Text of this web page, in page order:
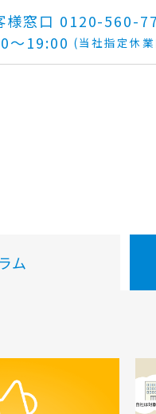
様窓口 0120-560-
～19:00 (当社指定休
ム